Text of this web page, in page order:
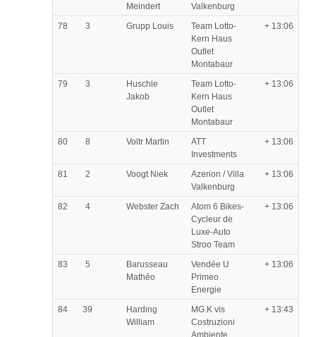
Meindert
Valkenburg
78 3 Grupp Louis
Team Lotto-
Kern Haus
Outlet
Montabaur
+ 13:06
79 3
Huschle
Jakob
Team Lotto-
Kern Haus
Outlet
Montabaur
+ 13:06
80 8 Voltr Martin
ATT
Investments
+ 13:06
81 2 Voogt Niek
Azerion / Villa
Valkenburg
+ 13:06
82 4 Webster Zach
Atom 6 Bikes-
Cycleur de
Luxe-Auto
Stroo Team
+ 13:06
83 5
Barusseau
Mathéo
Vendée U
Primeo
Energie
+ 13:06
84 39
Harding
William
MG.K vis
Costruzioni
+ 13:43